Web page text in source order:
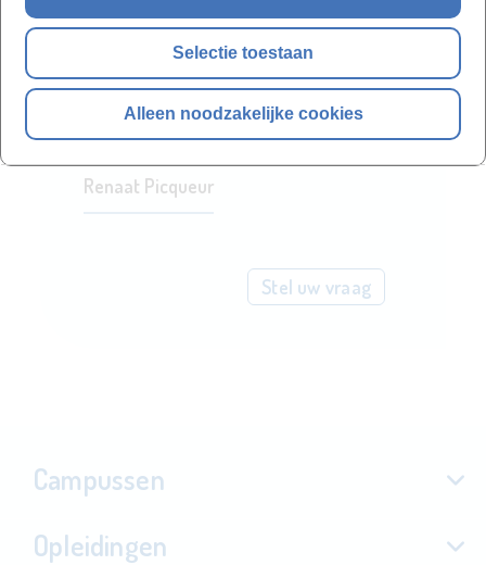
Selectie toestaan
Alleen noodzakelijke cookies
locatie te organiseren?
Contacteer onze productmanager
Renaat Picqueur
Stel uw vraag
Campussen
Opleidingen